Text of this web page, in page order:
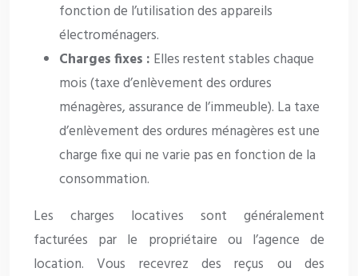
fonction de l’utilisation des appareils
électroménagers.
Charges fixes : Elles restent stables chaque
mois (taxe d’enlèvement des ordures
ménagères, assurance de l’immeuble). La taxe
d’enlèvement des ordures ménagères est une
charge fixe qui ne varie pas en fonction de la
consommation.
Les charges locatives sont généralement
facturées par le propriétaire ou l’agence de
location. Vous recevrez des reçus ou des